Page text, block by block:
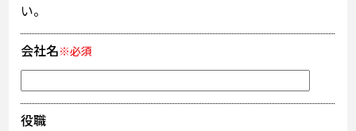
い。
会社名※必須
役職